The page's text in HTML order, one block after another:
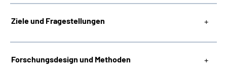
Ziele und Fragestellungen
Forschungsdesign und Methoden